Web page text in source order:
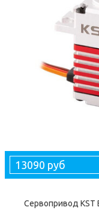
13090 руб
Сервопривод KST